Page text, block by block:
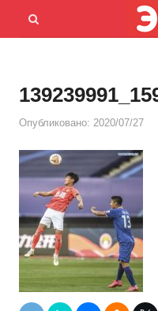
Menu
Открыть
Опубликовано: 2020/07/27